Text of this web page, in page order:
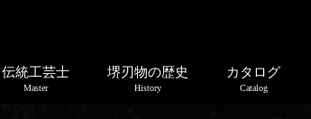
伝統工芸士
Master
堺刃物の歴史
History
カタログ
Catalog